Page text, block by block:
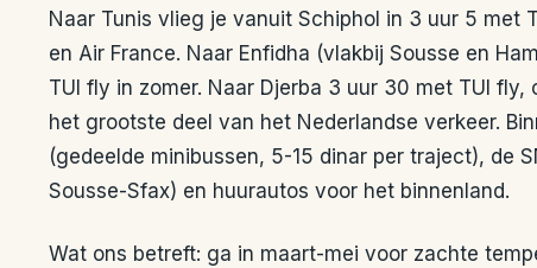
Naar Tunis vlieg je vanuit Schiphol in 3 uur 5 met
en Air France. Naar Enfidha (vlakbij Sousse en
TUI fly in zomer. Naar Djerba 3 uur 30 met TUI
het grootste deel van het Nederlandse verkeer.
(gedeelde minibussen, 5-15 dinar per traject), de
Sousse-Sfax) en huurautos voor het binnenland.
Wat ons betreft: ga in maart-mei voor zachte